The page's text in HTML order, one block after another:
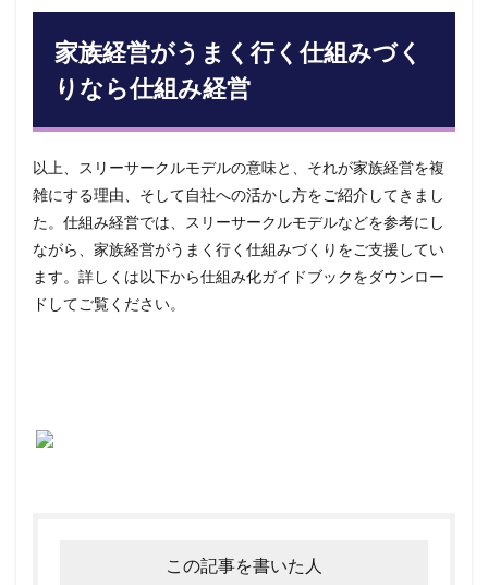
家族経営がうまく行く仕組みづく
りなら仕組み経営
以上、スリーサークルモデルの意味と、それが家族経営を複
雑にする理由、そして自社への活かし方をご紹介してきまし
た。仕組み経営では、スリーサークルモデルなどを参考にし
ながら、家族経営がうまく行く仕組みづくりをご支援してい
ます。詳しくは以下から仕組み化ガイドブックをダウンロー
ドしてご覧ください。
この記事を書いた人